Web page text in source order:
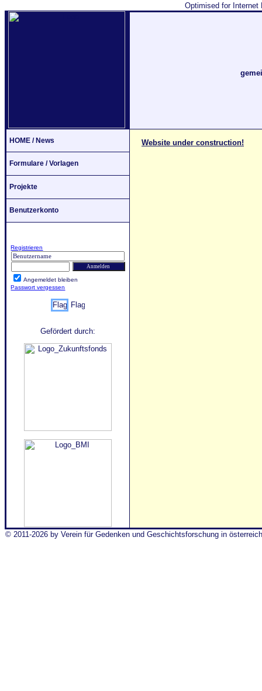
Optimised for Internet
HOME / News Website under construction!
Formulare / Vorlagen
Projekte
Benutzerkonto
Registrieren
Angemeldet bleiben
Passwort vergessen
Gefördert durch:
© 2011-2026 by Verein für Gedenken und Geschichtsforschung in